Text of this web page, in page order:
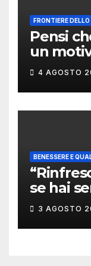
FRONTIERE
Pensi
un
4 AGOSTO
BENESSERE E
se hai
caldo, le
sono per
3 AGOSTO